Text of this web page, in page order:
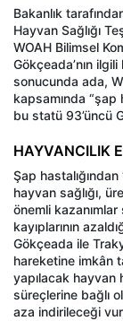
Bakanlık
Hayvan Sağlığı
WOAH Bilimsel
Gökçeada’nın
sonucunda ada,
kapsamında “şap
bu statü 93’üncü
HAYVANCILIK
Şap hastalığından
hayvan sağlığı,
önemli
kayıplarının
Gökçeada ile
hareketine imkân
yapılacak hayvan
süreçlerine bağlı
aza indirileceği